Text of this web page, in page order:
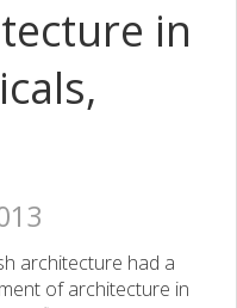
in
architecture had a
of architecture in